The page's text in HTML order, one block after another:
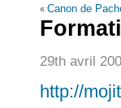
« Canon de
29th avril
http://